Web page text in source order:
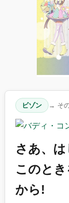
ビゾン → そ
さあ、は
このと
から!